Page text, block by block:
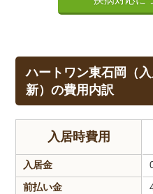
ハートワン東石岡（
新）の費用内訳
入居時費用
入居金
前払い金